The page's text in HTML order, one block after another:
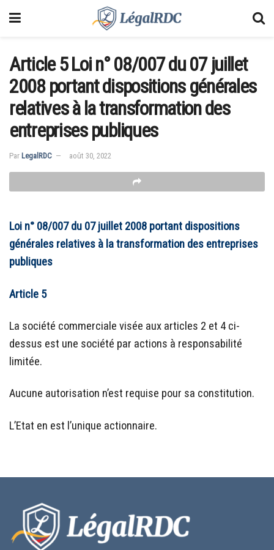
Article 5 Loi n° 08/007 du 07 juillet
2008 portant dispositions générales
relatives à la transformation des
entreprises publiques
Par LegalRDC août 30, 2022
Loi n° 08/007 du 07 juillet 2008 portant dispositions
générales relatives à la transformation des entreprises
publiques
Article 5
La société commerciale visée aux articles 2 et 4 ci-
dessus est une société par actions à responsabilité
limitée.
Aucune autorisation n’est requise pour sa constitution.
L’Etat en est l’unique actionnaire.